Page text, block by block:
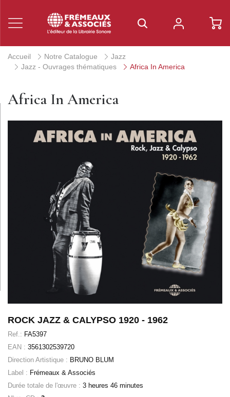
Accueil Notre Catalogue
Jazz
Jazz - Ouvrages thématiques
Africa In America
Africa In America
ROCK JAZZ & CALYPSO 1920 - 1962
Ref.: FA5397
EAN : 3561302539720
Direction Artistique : BRUNO BLUM
Label : Frémeaux & Associés
Durée totale de l'œuvre : 3 heures 46 minutes